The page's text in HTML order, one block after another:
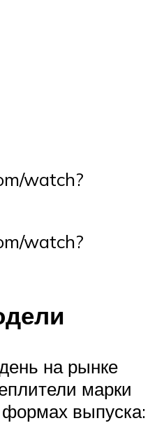
watch?
watch?
на рынке
марки
выпуска: